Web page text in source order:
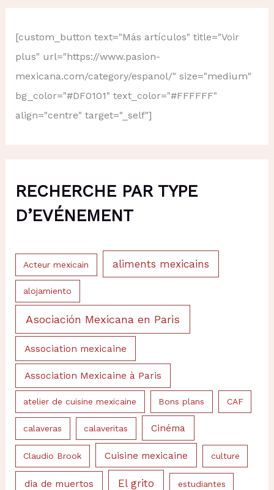
[custom_button text="Más artículos" title="Voir
plus" url="https://www.pasion-
mexicana.com/category/espanol/" size="medium"
bg_color="#DF0101" text_color="#FFFFFF"
align="centre" target="_self"]
RECHERCHE PAR TYPE
D’EVÉNEMENT
Acteur mexicain aliments mexicains
alojamiento
Asociación Mexicana en Paris
Association mexicaine
Association Mexicaine à Paris
atelier de cuisine mexicaine Bons plans CAF
calaveras calaveritas Cinéma
Claudio Brook Cuisine mexicaine culture
dia de muertos El grito estudiantes